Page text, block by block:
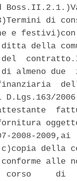
di
e
della
di almeno
2008-
alle
di